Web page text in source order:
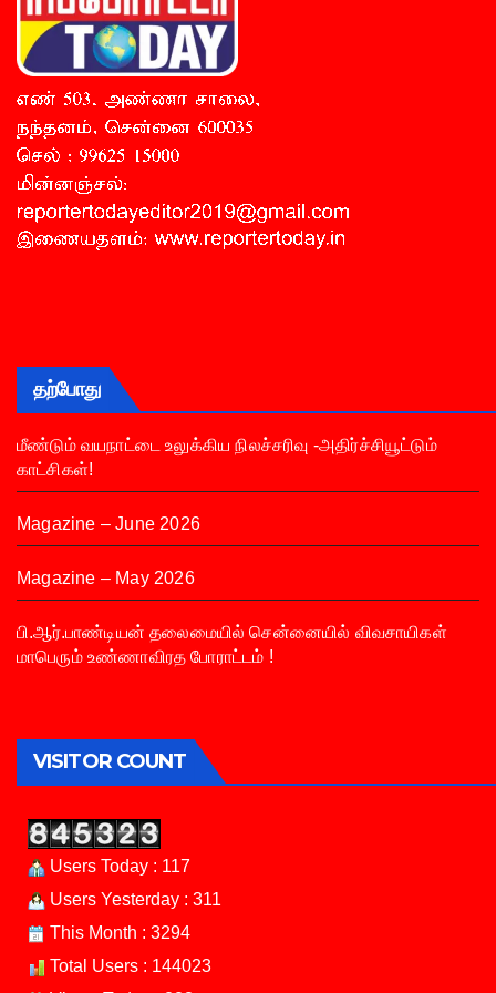
தற்போது
மீண்டும் வயநாட்டை உலுக்கிய நிலச்சரிவு -அதிர்ச்சியூட்டும்
காட்சிகள்!
Magazine – June 2026
Magazine – May 2026
பி.ஆர்.பாண்டியன் தலைமையில் சென்னையில் விவசாயிகள்
மாபெரும் உண்ணாவிரத போராட்டம் !
VISITOR COUNT
Users Today : 117
Users Yesterday : 311
This Month : 3294
Total Users : 144023